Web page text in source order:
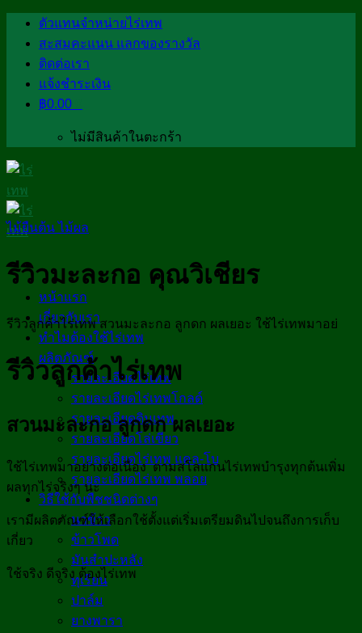
Skip
content
ตัวแทนจำหน่ายไร่เทพ
สะสมคะแนน แลกของรางวัล
ติดต่อเรา
แจ้งชำระเงิน
฿0.00
ไม่มีสินค้าในตะกร้า
หน้าแรก
เกี่ยวกับเรา
ทำไมต้องใช้ไร่เทพ
ผลิตภัณฑ์
รายละเอียดไร่เทพ
รายละเอียดไร่เทพโกลด์
รายละเอียดดินเทพ
รายละเอียดโล่เขียว
รายละเอียดไร่เทพ แคล-โบ
รายละเอียดไร่เทพ พลอย
วิธีใช้กับพืชชนิดต่างๆ
นาข้าว
ข้าวโพด
มันสำปะหลัง
ทุเรียน
ปาล์ม
ยางพารา
ไม้ยืนต้น ไม้ผล
รีวิวมะละกอ คุณวิเชียร
รีวิวลูกค้าไร่เทพ สวนมะละกอ ลูกดก ผลเยอะ ใช้ไร่เทพมาอย่
รีวิวลูกค้าไร่เทพ
สวนมะละกอ ลูกดก ผลเยอะ
ใช้ไร่เทพมาอย่างต่อเนื่อง ตามสโลแกนไร่เทพบำรุงทุกต้นเพิ่ม
ผลทุกไร่จริงๆ นะ
เรามีผลิตภัณฑ์ให้เลือกใช้ตั้งแต่เริ่มเตรียมดินไปจนถึงการเก็บ
เกี่ยว
ใช้จริง ดีจริง ต้องไร่เทพ